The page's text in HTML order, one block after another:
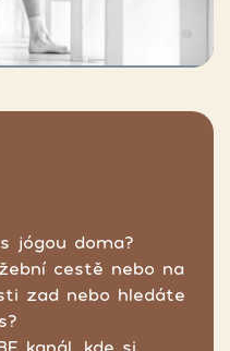
jógou doma?
cestě nebo na
zad nebo hledáte
kanál, kde si